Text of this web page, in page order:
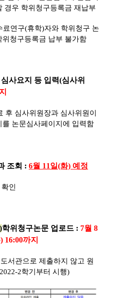
경우 학위청구등록금 재납부
료연구(휴학)자와 학위청구 논
청구등록금 납부 불가함
사요지 등 입력(심사위
후 심사위원장과 심사위원이
논문심사페이지에 입력함
조회 : 6월 11일(화) 예정
인
학위청구논문 업로드 : 7월 8
16:00까지
서관으로 제출하지 않고 원
2학기부터 시행)